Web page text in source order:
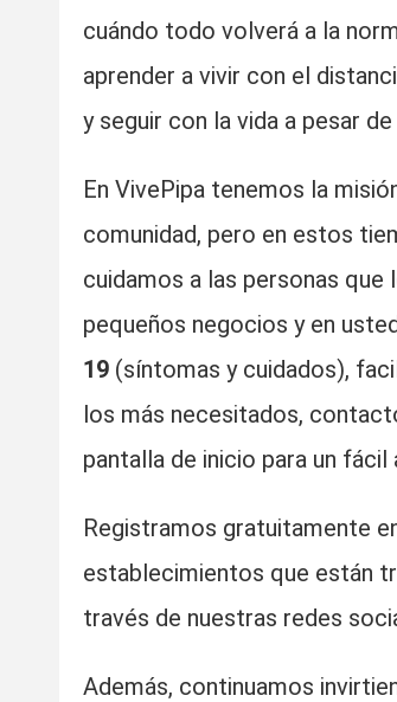
cuándo todo volverá a la
aprender a vivir con el
y seguir con la vida a pesar
En VivePipa tenemos la
comunidad, pero en estos
cuidamos a las personas que
pequeños negocios y en
19(síntomas y cuidados),
los más necesitados,
pantalla de inicio para un fácil
Registramos gratuitamente
establecimientos que están
través de nuestras redes
Además, continuamos